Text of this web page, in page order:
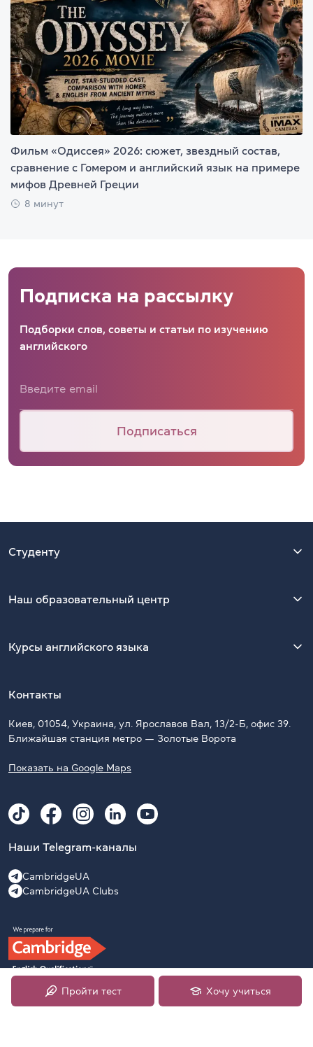
Фильм «Одиссея» 2026: сюжет, звездный состав,
сравнение с Гомером и английский язык на примере
мифов Древней Греции
8 минут
Подписка на рассылку
Подборки слов, советы и статьи по изучению
английского
Подписаться
Студенту
Наш образовательный центр
Курсы английского языка
Контакты
Киев, 01054, Украина, ул. Ярославов Вал, 13/2-Б, офис 39.
Ближайшая станция метро — Золотые Ворота
Показать на Google Maps
Наши Telegram-каналы
CambridgeUA
CambridgeUA Clubs
Пройти тест Хочу учиться